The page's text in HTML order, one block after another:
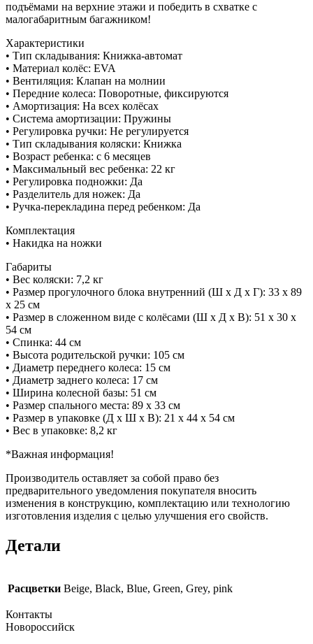
подъёмами на верхние этажи и победить в схватке с
малогабаритным багажником!
Характеристики
• Тип складывания: Книжка-автомат
• Материал колёс: EVA
• Вентиляция: Клапан на молнии
• Передние колеса: Поворотные, фиксируются
• Амортизация: На всех колёсах
• Система амортизации: Пружины
• Регулировка ручки: Не регулируется
• Тип складывания коляски: Книжка
• Возраст ребенка: с 6 месяцев
• Максимальный вес ребенка: 22 кг
• Регулировка подножки: Да
• Разделитель для ножек: Да
• Ручка-перекладина перед ребенком: Да
Комплектация
• Накидка на ножки
Габариты
• Вес коляски: 7,2 кг
• Размер прогулочного блока внутренний (Ш х Д х Г): 33 х 89
х 25 см
• Размер в сложенном виде с колёсами (Ш х Д х В): 51 х 30 х
54 см
• Спинка: 44 см
• Высота родительской ручки: 105 см
• Диаметр переднего колеса: 15 см
• Диаметр заднего колеса: 17 см
• Ширина колесной базы: 51 см
• Размер спального места: 89 х 33 см
• Размер в упаковке (Д х Ш х В): 21 х 44 х 54 см
• Вес в упаковке: 8,2 кг
*Важная информация!
Производитель оставляет за собой право без
предварительного уведомления покупателя вносить
изменения в конструкцию, комплектацию или технологию
изготовления изделия с целью улучшения его свойств.
Детали
Расцветки Beige, Black, Blue, Green, Grey, pink
Контакты
Новороссийск